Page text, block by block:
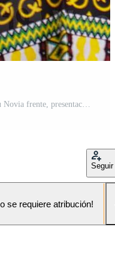
cuidando hombre dando un Beso en su Novia frente, presentación su amor y afecto para su. romántico novio besos su pareja, demostración sincero profundo sentimientos en cámara. cerca arriba. Foto Pro
Seguir
se requiere atribución!